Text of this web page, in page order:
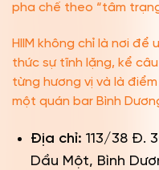
pha chế theo “tâm
HIIM không chỉ là nơi
thức sự tĩnh lặng, kể
từng hương vị và là
một quán bar Bình
Địa chỉ: 113/38 Đ.
Dầu Một, Bình